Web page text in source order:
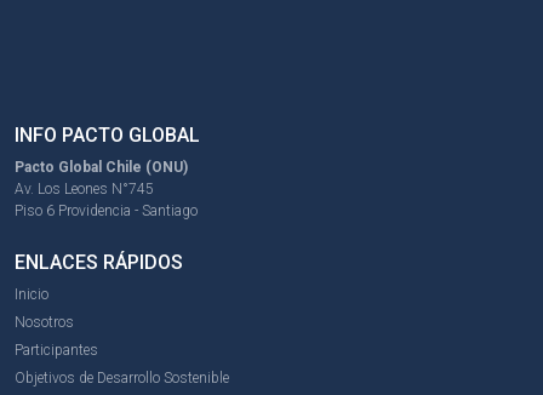
INFO PACTO GLOBAL
Pacto Global Chile (ONU)
Av. Los Leones N°745
Piso 6 Providencia - Santiago
ENLACES RÁPIDOS
Inicio
Nosotros
Participantes
Objetivos de Desarrollo Sostenible